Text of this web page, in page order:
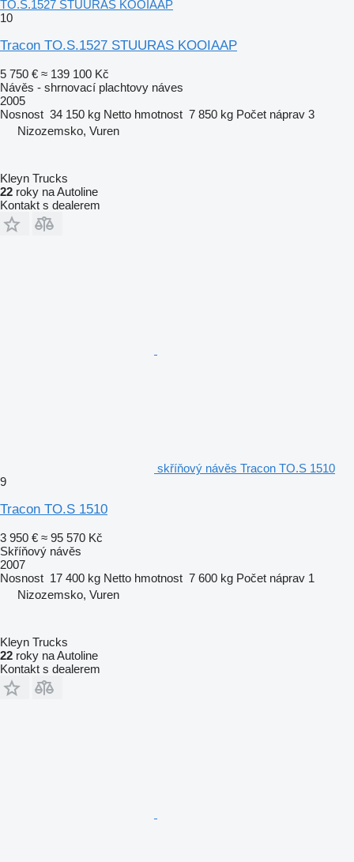
TO.S.1527 STUURAS KOOIAAP
10
Tracon TO.S.1527 STUURAS KOOIAAP
5 750 € ≈ 139 100 Kč
Návěs - shrnovací plachtovy náves
2005
Nosnost 34 150 kg Netto hmotnost 7 850 kg Počet náprav 3
Nizozemsko, Vuren
Kleyn Trucks
22 roky na Autoline
Kontakt s dealerem
skříňový návěs Tracon TO.S 1510
9
Tracon TO.S 1510
3 950 € ≈ 95 570 Kč
Skříňový návěs
2007
Nosnost 17 400 kg Netto hmotnost 7 600 kg Počet náprav 1
Nizozemsko, Vuren
Kleyn Trucks
22 roky na Autoline
Kontakt s dealerem